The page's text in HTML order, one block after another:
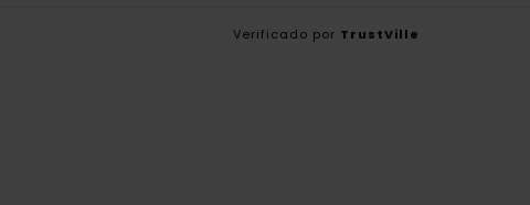
Verificado por TrustVille